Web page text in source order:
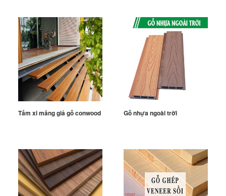
Tấm xi măng giả gỗ conwood Gỗ nhựa ngoài trời